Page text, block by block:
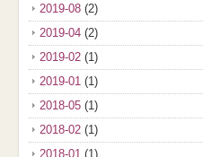
2019-08(2)
2019-04(2)
2019-02(1)
2019-01 (1)
2018-05(1)
2018-02(1)
2018-01 (1)